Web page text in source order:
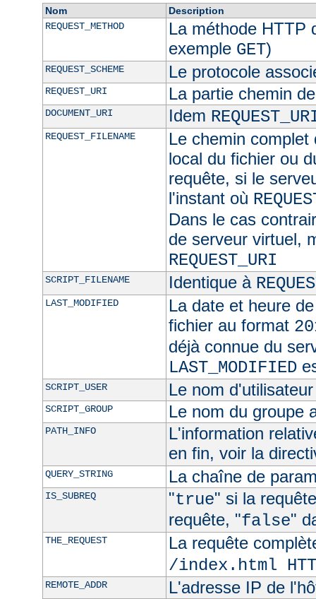
Nom
Description
REQUEST_METHOD
La méthode HTTP
exemple GET)
REQUEST_SCHEME Le protocole
REQUEST_URI La partie chemin
DOCUMENT_URI Idem
REQUEST_FILENAME
Le chemin
local du fichier ou
requête, si le
l'instant où
Dans le cas
de serveur virtuel,
REQUEST_URI
SCRIPT_FILENAME Identique à
LAST_MODIFIED
La date et heure
fichier au format
déjà connue du
LAST_MODIFIED
SCRIPT_USER Le nom
SCRIPT_GROUP Le nom du groupe
PATH_INFO
L'information
en fin, voir la
QUERY_STRING La chaîne de
IS_SUBREQ "true" si la
requête, "false"
THE_REQUEST
La requête
/index.html
REMOTE_ADDR L'adresse IP de